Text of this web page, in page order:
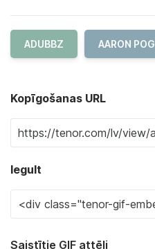
ADUBBZ AARON POG
Kopīgošanas URL
Iegult
Saistītie GIF attēli